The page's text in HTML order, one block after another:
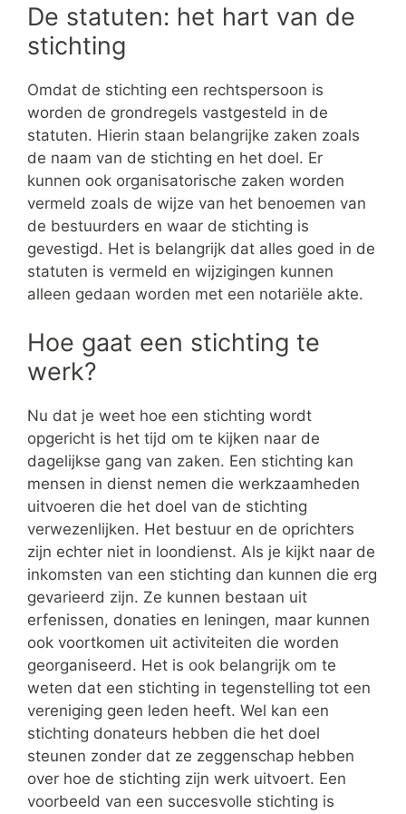
De statuten: het hart van de
stichting
Omdat de stichting een rechtspersoon is
worden de grondregels vastgesteld in de
statuten. Hierin staan belangrijke zaken zoals
de naam van de stichting en het doel. Er
kunnen ook organisatorische zaken worden
vermeld zoals de wijze van het benoemen van
de bestuurders en waar de stichting is
gevestigd. Het is belangrijk dat alles goed in de
statuten is vermeld en wijzigingen kunnen
alleen gedaan worden met een notariële akte.
Hoe gaat een stichting te
werk?
Nu dat je weet hoe een stichting wordt
opgericht is het tijd om te kijken naar de
dagelijkse gang van zaken. Een stichting kan
mensen in dienst nemen die werkzaamheden
uitvoeren die het doel van de stichting
verwezenlijken. Het bestuur en de oprichters
zijn echter niet in loondienst. Als je kijkt naar de
inkomsten van een stichting dan kunnen die erg
gevarieerd zijn. Ze kunnen bestaan uit
erfenissen, donaties en leningen, maar kunnen
ook voortkomen uit activiteiten die worden
georganiseerd. Het is ook belangrijk om te
weten dat een stichting in tegenstelling tot een
vereniging geen leden heeft. Wel kan een
stichting donateurs hebben die het doel
steunen zonder dat ze zeggenschap hebben
over hoe de stichting zijn werk uitvoert. Een
voorbeeld van een succesvolle stichting is